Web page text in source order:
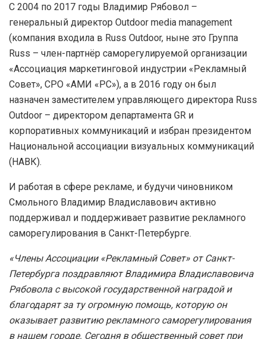
С 2004 по 2017 годы Владимир Рябовол –
генеральный директор Outdoor media management
(компания входила в Russ Outdoor, ныне это Группа
Russ – член-партнёр саморегулируемой организации
«Ассоциация маркетинговой индустрии «Рекламный
Совет», СРО «АМИ «РС»), а в 2016 году он был
назначен заместителем управляющего директора Russ
Outdoor – директором департамента GR и
корпоративных коммуникаций и избран президентом
Национальной ассоциации визуальных коммуникаций
(НАВК).
И работая в сфере рекламе, и будучи чиновником
Смольного Владимир Владиславович активно
поддерживал и поддерживает развитие рекламного
саморегулирования в Санкт-Петербурге.
«Члены Ассоциации «Рекламный Совет» от Санкт-
Петербурга поздравляют Владимира Владиславовича
Рябовола с высокой государственной наградой и
благодарят за ту огромную помощь, которую он
оказывает развитию рекламного саморегулирования
в нашем городе. Сегодня в общественный совет при